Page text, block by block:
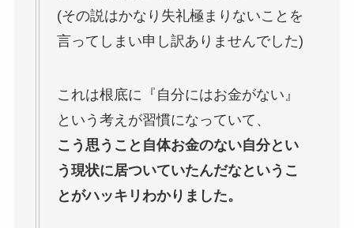
(その説はかなり失礼極まりないことを
言ってしまい申し訳ありませんでした)
これは根底に『自分にはお金がない』
という考えが習慣になっていて、
こう思うこと自体お金のない自分とい
う現状に居ついていたんだなというこ
とがハッキリわかりました。